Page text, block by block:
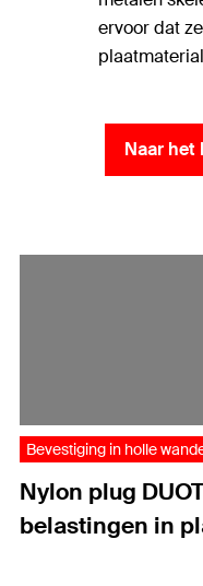
ervoor dat
Naar het
Bevestiging in holle
Nylon plug
belastingen in